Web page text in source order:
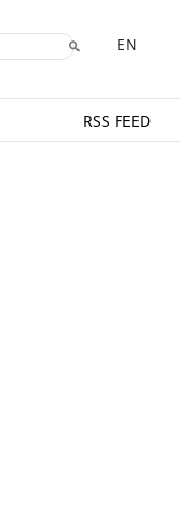
EN
RSS FEED